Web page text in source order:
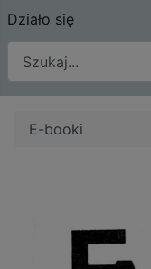
Działo się
E-booki